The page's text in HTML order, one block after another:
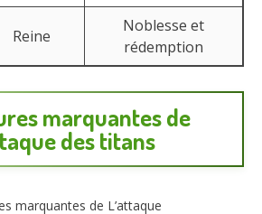
Reine
Noblesse et
rédemption
marquantes de
des titans
marquantes de L’attaque